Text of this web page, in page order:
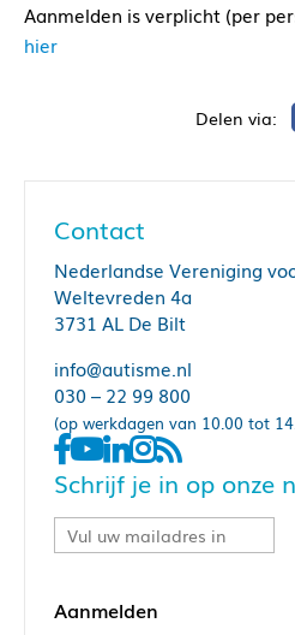
Aanmelden is verplicht (per
hier
Contact
Nederlandse Vereniging
Weltevreden 4a
3731 AL De Bilt
info@autisme.nl
030 – 22 99 800
(op werkdagen van 10.00 tot
Schrijf je in op onze